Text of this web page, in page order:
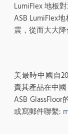
LumiFlex 地板
ASB LumiFlex
震，從而大大降
美最時中國自
責其產品在中
ASB
或寫郵件聯繫: